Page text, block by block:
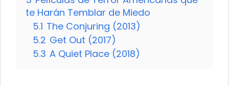
te Harán Temblar de Miedo
5.1 The Conjuring (2013)
5.2 Get Out (2017)
5.3 A Quiet Place (2018)